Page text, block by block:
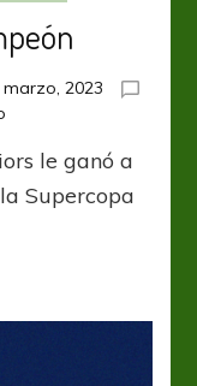
marzo, 2023
vuelta
del
campeón
le ganó a
Supercopa